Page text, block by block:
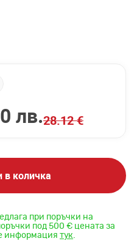
лв.28.12 €
в количка
при поръчки на
под 500 € цената за
информация тук.